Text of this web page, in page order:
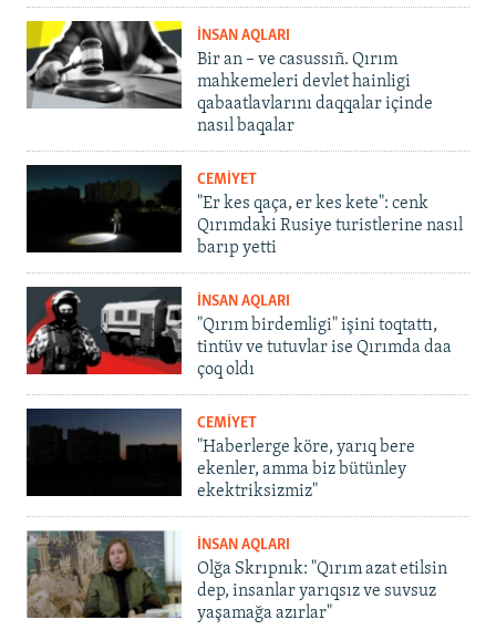
İNSAN AQLARI
Bir an – ve casussıñ. Qırım
mahkemeleri devlet hainligi
qabaatlavlarını daqqalar içinde
nasıl baqalar
CEMİYET
"Er kes qaça, er kes kete": cenk
Qırımdaki Rusiye turistlerine nasıl
barıp yetti
İNSAN AQLARI
"Qırım birdemligi" işini toqtattı,
tintüv ve tutuvlar ise Qırımda daa
çoq oldı
CEMİYET
"Haberlerge köre, yarıq bere
ekenler, amma biz bütünley
ekektriksizmiz"
İNSAN AQLARI
Olğa Skrıpnık: "Qırım azat etilsin
dep, insanlar yarıqsız ve suvsuz
yaşamağa azırlar"